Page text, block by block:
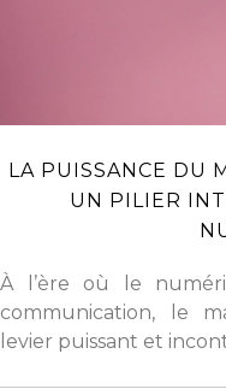
LA PUISSANCE DU
UN PILIER
À l’ère où le
communication, le
levier puissant et